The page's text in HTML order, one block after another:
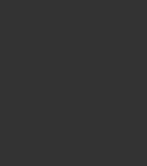
aktív működése
kiáramlott Zn
történő
a Neo-Timm-
Zn-mérések